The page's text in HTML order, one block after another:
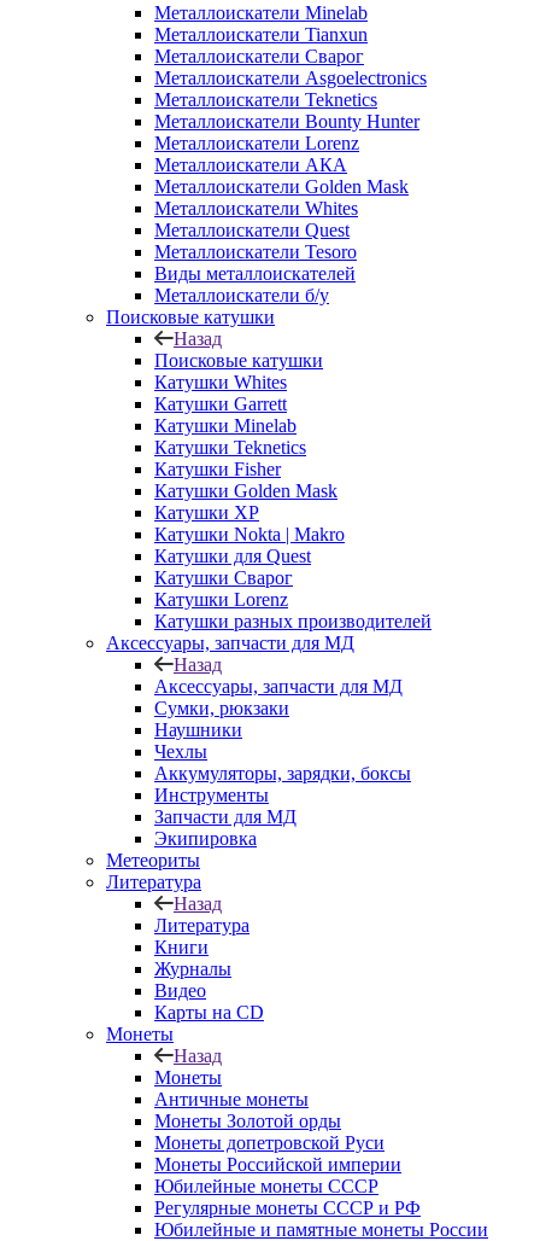
Металлоискатели Minelab
Металлоискатели Tianxun
Металлоискатели Сварог
Металлоискатели Asgoelectronics
Металлоискатели Teknetics
Металлоискатели Bounty Hunter
Металлоискатели Lorenz
Металлоискатели АКА
Металлоискатели Golden Mask
Металлоискатели Whites
Металлоискатели Quest
Металлоискатели Tesoro
Виды металлоискателей
Металлоискатели б/у
Поисковые катушки
Назад
Поисковые катушки
Катушки Whites
Катушки Garrett
Катушки Minelab
Катушки Teknetics
Катушки Fisher
Катушки Golden Mask
Катушки XP
Катушки Nokta | Makro
Катушки для Quest
Катушки Сварог
Катушки Lorenz
Катушки разных производителей
Аксессуары, запчасти для МД
Назад
Аксессуары, запчасти для МД
Сумки, рюкзаки
Наушники
Чехлы
Аккумуляторы, зарядки, боксы
Инструменты
Запчасти для МД
Экипировка
Метеориты
Литература
Назад
Литература
Книги
Журналы
Видео
Карты на CD
Монеты
Назад
Монеты
Античные монеты
Монеты Золотой орды
Монеты допетровской Руси
Монеты Российской империи
Юбилейные монеты СССР
Регулярные монеты СССР и РФ
Юбилейные и памятные монеты России